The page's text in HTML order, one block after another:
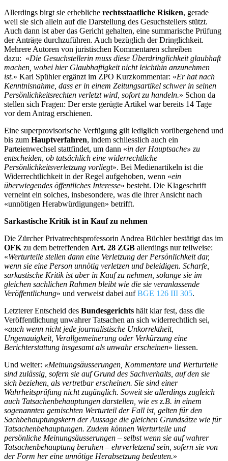
Allerdings birgt sie erhebliche rechtsstaatliche Risiken, gerade
weil sie sich allein auf die Darstellung des Gesuchstellers stützt.
Auch dann ist aber das Gericht gehalten, eine summarische Prüfung
der Anträge durchzuführen. Auch bezüglich der Dringlichkeit.
Mehrere Autoren von juristischen Kommentaren schreiben
dazu: «Die Gesuchstellerin muss diese Überdringlichkeit glaubhaft
machen, wobei hier Glaubhaftigkeit nicht leichthin anzunehmen
ist.» Karl Spühler ergänzt im ZPO Kurzkommentar: «Er hat nach
Kenntnisnahme, dass er in einem Zeitungsartikel schwer in seinen
Persönlichkeitsrechten verletzt wird, sofort zu handeln.» Schon da
stellen sich Fragen: Der erste gerügte Artikel war bereits 14 Tage
vor dem Antrag erschienen.
Eine superprovisorische Verfügung gilt lediglich vorübergehend und
bis zum Hauptverfahren, indem schliesslich auch ein
Parteienwechsel stattfindet, um dann «in der Hauptsache» zu
entscheiden, ob tatsächlich eine widerrechtliche
Persönlichkeitsverletzung vorliegt». Bei Medienartikeln ist die
Widerrechtlichkeit in der Regel aufgehoben, wenn «ein
überwiegendes öffentliches Interesse» besteht. Die Klageschrift
verneint ein solches, insbesondere, was die ihrer Ansicht nach
«unnötigen Herabwürdigungen» betrifft.
Sarkastische Kritik ist in Kauf zu nehmen
Die Zürcher Privatrechtsprofessorin Andrea Büchler bestätigt das im
OFK zu dem betreffenden Art. 28 ZGB allerdings nur teilweise:
«Werturteile stellen dann eine Verletzung der Persönlichkeit dar,
wenn sie eine Person unnötig verletzen und beleidigen. Scharfe,
sarkastische Kritik ist aber in Kauf zu nehmen, solange sie im
gleichen sachlichen Rahmen bleibt wie die sie veranlassende
Veröffentlichung» und verweist dabei aufBGE 126 III 305.
Letzterer Entscheid des Bundesgerichts hält klar fest, dass die
Veröffentlichung unwahrer Tatsachen an sich widerrechtlich sei,
«auch wenn nicht jede journalistische Unkorrektheit,
Ungenauigkeit, Verallgemeinerung oder Verkürzung eine
Berichterstattung insgesamt als unwahr erscheinen» liessen.
Und weiter: «Meinungsäusserungen, Kommentare und Werturteile
sind zulässig, sofern sie auf Grund des Sachverhalts, auf den sie
sich beziehen, als vertretbar erscheinen. Sie sind einer
Wahrheitsprüfung nicht zugänglich. Soweit sie allerdings zugleich
auch Tatsachenbehauptungen darstellen, wie es z.B. in einem
sogenannten gemischten Werturteil der Fall ist, gelten für den
Sachbehauptungskern der Aussage die gleichen Grundsätze wie für
Tatsachenbehauptungen. Zudem können Werturteile und
persönliche Meinungsäusserungen – selbst wenn sie auf wahrer
Tatsachenbehauptung beruhen – ehrverletzend sein, sofern sie von
der Form her eine unnötige Herabsetzung bedeuten.»